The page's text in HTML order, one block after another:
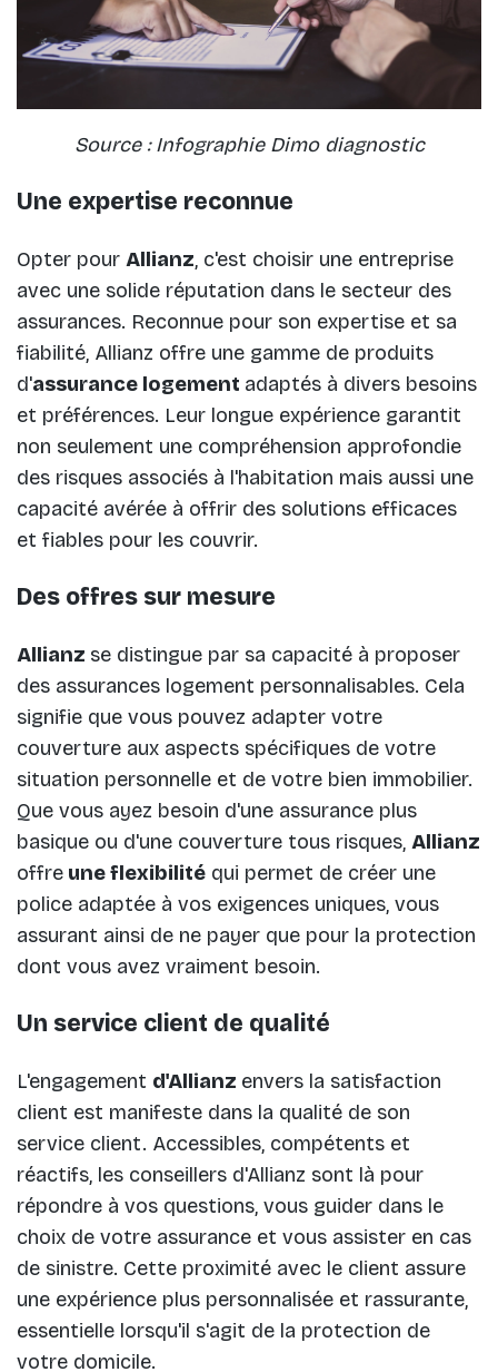
Source : Infographie Dimo diagnostic
Une expertise reconnue
Opter pour Allianz, c'est choisir une entreprise
avec une solide réputation dans le secteur des
assurances. Reconnue pour son expertise et sa
fiabilité, Allianz offre une gamme de produits
d'assurance logement adaptés à divers besoins
et préférences. Leur longue expérience garantit
non seulement une compréhension approfondie
des risques associés à l'habitation mais aussi une
capacité avérée à offrir des solutions efficaces
et fiables pour les couvrir.
Des offres sur mesure
Allianz se distingue par sa capacité à proposer
des assurances logement personnalisables. Cela
signifie que vous pouvez adapter votre
couverture aux aspects spécifiques de votre
situation personnelle et de votre bien immobilier.
Que vous ayez besoin d'une assurance plus
basique ou d'une couverture tous risques, Allianz
offre une flexibilité qui permet de créer une
police adaptée à vos exigences uniques, vous
assurant ainsi de ne payer que pour la protection
dont vous avez vraiment besoin.
Un service client de qualité
L'engagement d'Allianz envers la satisfaction
client est manifeste dans la qualité de son
service client. Accessibles, compétents et
réactifs, les conseillers d'Allianz sont là pour
répondre à vos questions, vous guider dans le
choix de votre assurance et vous assister en cas
de sinistre. Cette proximité avec le client assure
une expérience plus personnalisée et rassurante,
essentielle lorsqu'il s'agit de la protection de
votre domicile.